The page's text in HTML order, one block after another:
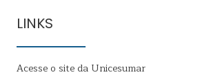
LINKS
Acesse o site da Unicesumar